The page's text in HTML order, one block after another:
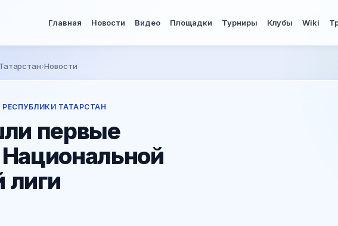
Главная Новости Видео Площадки Турниры Клубы Wiki
›Новости
ТАТАРСТАН
первые
лиги